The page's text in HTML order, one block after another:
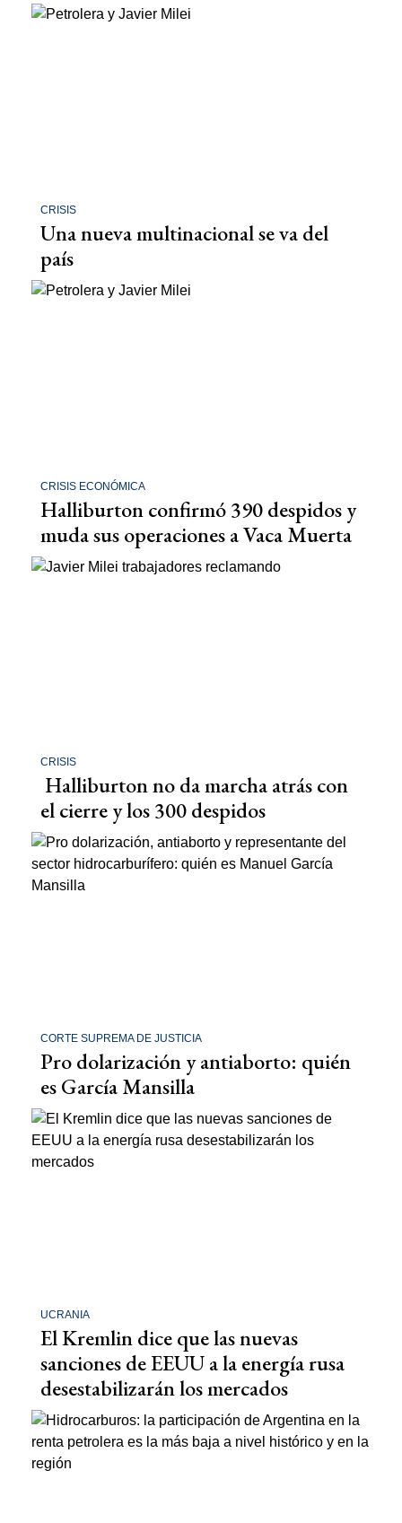
CRISIS
Una nueva multinacional se va del
país
CRISIS ECONÓMICA
Halliburton confirmó 390 despidos y
muda sus operaciones a Vaca Muerta
CRISIS
Halliburton no da marcha atrás con
el cierre y los 300 despidos
CORTE SUPREMA DE JUSTICIA
Pro dolarización y antiaborto: quién
es García Mansilla
UCRANIA
El Kremlin dice que las nuevas
sanciones de EEUU a la energía rusa
desestabilizarán los mercados